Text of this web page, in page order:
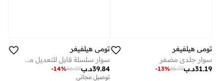
تومي هيلفيغر
سوار جلدي مضفر
د.ب31.19
35.77
-13%
تومي هيلفيغر
سوار سلسلة قابل للتعديل من الفولاذ المقاوم للصدأ
د.ب39.84
46.07
-14%
توصيل مجاني